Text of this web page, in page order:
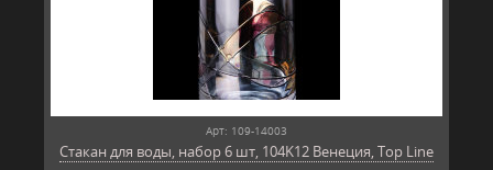
Арт: 109-14003
Стакан для воды, набор 6 шт, 104K12 Венеция, Top Line